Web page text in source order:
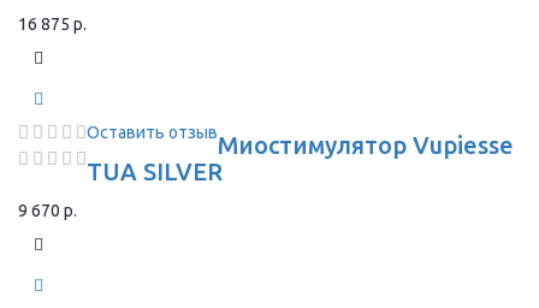
16 875 р.
Оставить отзывМиостимулятор Vupiesse
TUA SILVER
9 670 р.